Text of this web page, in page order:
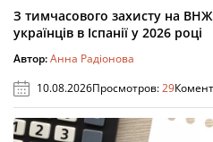
З тимчасового захисту на
українців в Іспанії у 2026 році
Автор:Анна Радіонова
10.08.2026Просмотров:29